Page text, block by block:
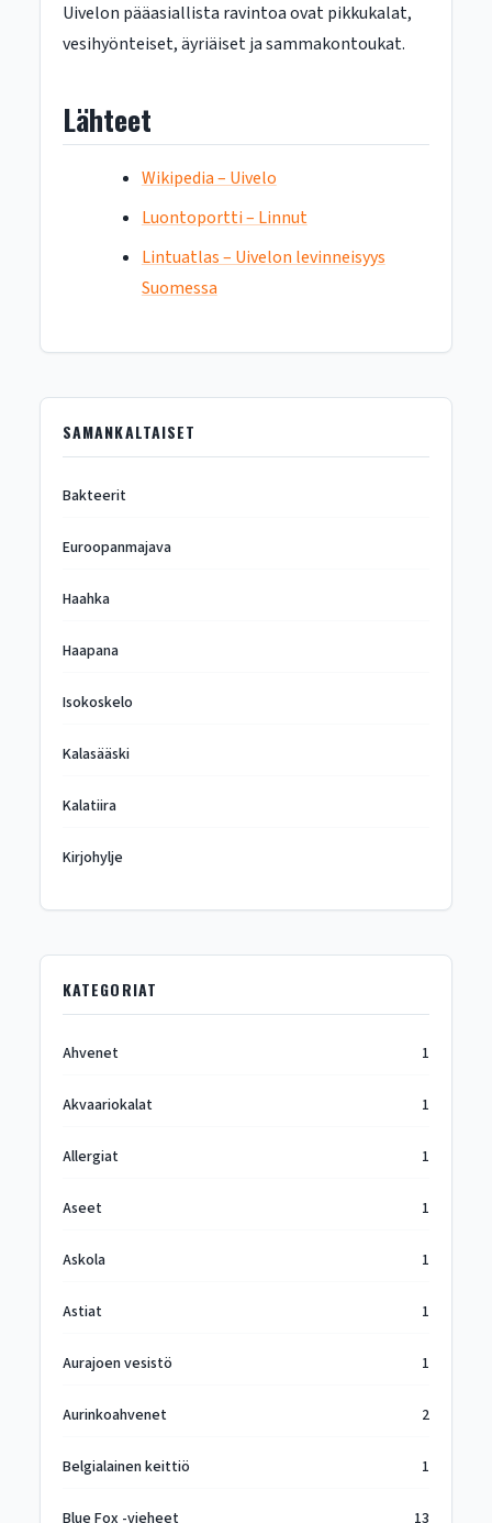
Uivelon pääasiallista ravintoa ovat pikkukalat,
vesihyönteiset, äyriäiset ja sammakontoukat.
Lähteet
Wikipedia – Uivelo
Luontoportti – Linnut
Lintuatlas – Uivelon levinneisyys
Suomessa
SAMANKALTAISET
Bakteerit
Euroopanmajava
Haahka
Haapana
Isokoskelo
Kalasääski
Kalatiira
Kirjohylje
KATEGORIAT
Ahvenet 1
Akvaariokalat 1
Allergiat 1
Aseet 1
Askola 1
Astiat 1
Aurajoen vesistö 1
Aurinkoahvenet 2
Belgialainen keittiö 1
Blue Fox -vieheet 13